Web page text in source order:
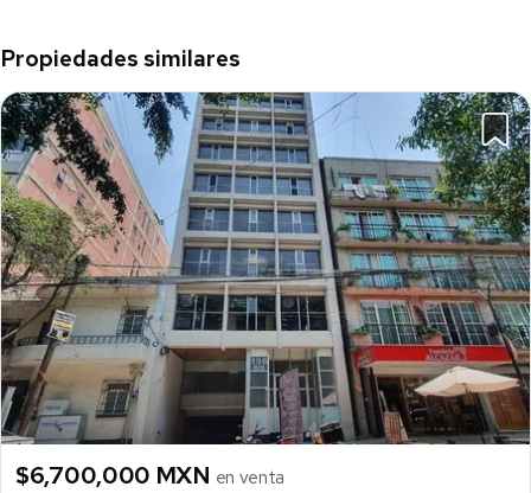
Propiedades similares
$6,700,000 MXN en venta